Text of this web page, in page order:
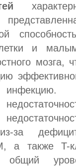
и
мозга,
за
также T-
общий